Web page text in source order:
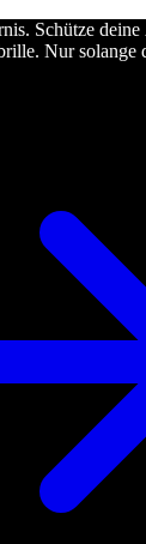
Schütze
Nur solange